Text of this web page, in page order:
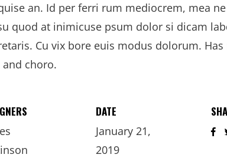
an. Id per ferri rum mediocrem, mea
quod at inimicuse psum dolor si dicam
Cu vix bore euis modus dolorum.
choro.
DATE
January 21,
2019